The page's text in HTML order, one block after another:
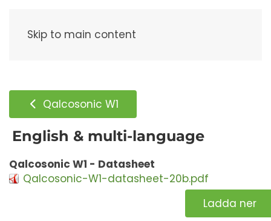
Skip to main content
Qalcosonic W1
English & multi-language
Qalcosonic W1 - Datasheet
Qalcosonic-W1-datasheet-20b.pdf
Ladda ner